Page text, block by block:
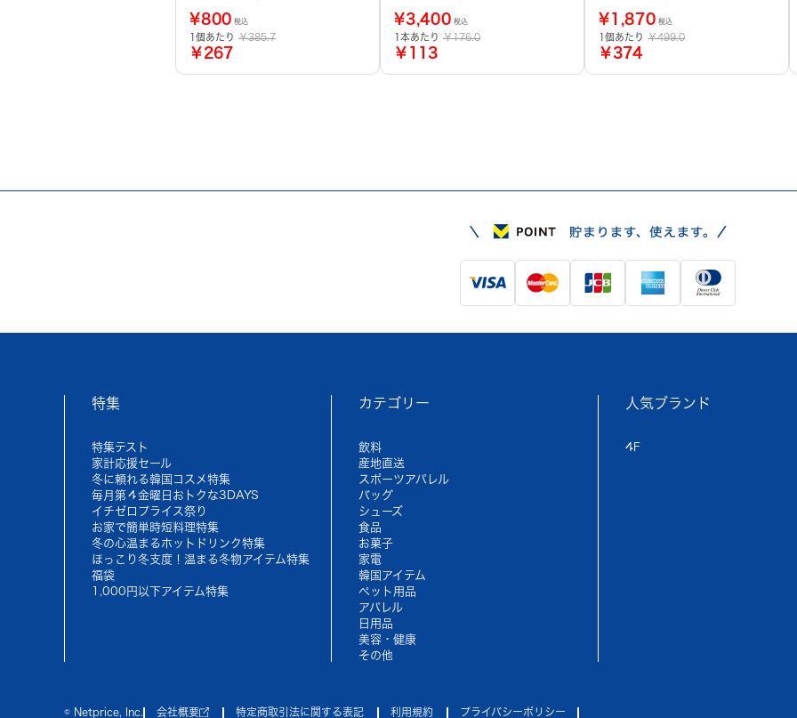
¥800 税込
1個あたり ￥385.7
￥267
¥3,400 税込
1本あたり ￥176.0
￥113
¥1,870 税込
1個あたり ￥499.0
￥374
特集
特集テスト
家計応援セール
冬に頼れる韓国コスメ特集
毎月第４金曜日おトクな3DAYS
イチゼロプライス祭り
お家で簡単時短料理特集
冬の心温まるホットドリンク特集
ほっこり冬支度！温まる冬物アイテム特集
福袋
1,000円以下アイテム特集
カテゴリー
飲料
産地直送
スポーツアパレル
バッグ
シューズ
食品
お菓子
家電
韓国アイテム
ペット用品
アパレル
日用品
美容・健康
その他
人気ブランド
4F
© Netprice, Inc. 会社概要 特定商取引法に関する表記 利用規約 プライバシーポリシー